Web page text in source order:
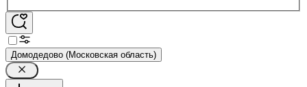
Домодедово (Московская область)